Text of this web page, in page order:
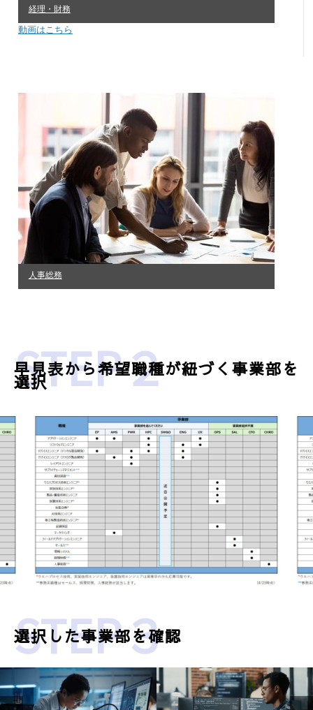
経理・財務
動画はこちら
人事総務
STEP２
早見表から希望職種が紐づく事業部を
選択
STEP３
選択した事業部を確認